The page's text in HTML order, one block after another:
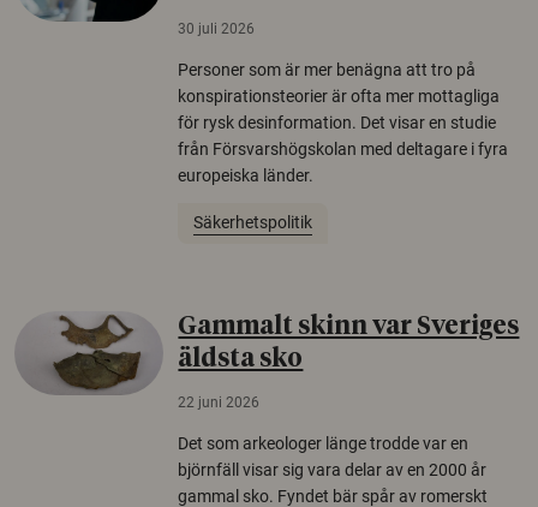
30 juli 2026
Personer som är mer benägna att tro på
konspirationsteorier är ofta mer mottagliga
för rysk desinformation. Det visar en studie
från Försvarshögskolan med deltagare i fyra
europeiska länder.
Säkerhetspolitik
Gammalt skinn var Sveriges
äldsta sko
22 juni 2026
Det som arkeologer länge trodde var en
björnfäll visar sig vara delar av en 2000 år
gammal sko. Fyndet bär spår av romerskt